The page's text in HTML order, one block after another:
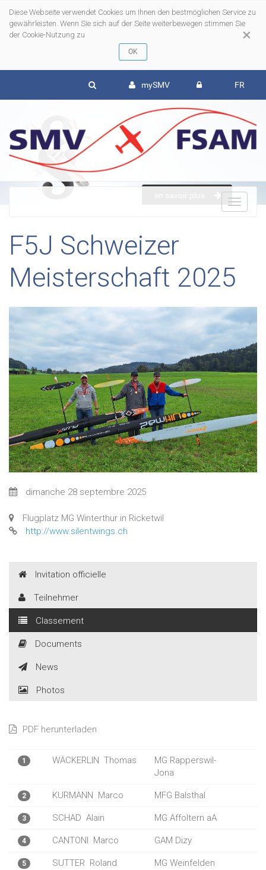
×
Diese Webseite verwendet Cookies um Ihnen den bestmöglichen Service zu
gewährleisten. Wenn Sie sich auf der Seite weiterbewegen stimmen Sie
der Cookie-Nutzung zu
mySMV FR
F5J Schweizer
Meisterschaft 2025
dimanche 28 septembre 2025
Flugplatz MG Winterthur in Ricketwil
http://www.silentwings.ch
Invitation officielle
Teilnehmer
Classement
Documents
News
Photos
PDF herunterladen
1 WÄCKERLIN Thomas
MG Rapperswil-
Jona
2 KURMANN Marco MFG Balsthal
3 SCHAD Alain MG Affoltern aA
4 CANTONI Marco GAM Dizy
5 SUTTER Roland MG Weinfelden